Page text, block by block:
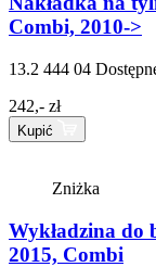
Combi, 2010->
13.2 444 04
242,- zł
Kupić
Zniżka
Wykładzina do
2015, Combi